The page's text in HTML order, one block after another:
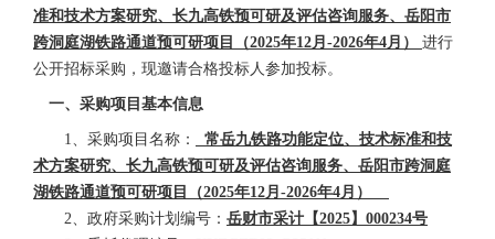
准和技术方案研究、长九高铁预可研及评估咨询服务、岳阳市
跨洞庭湖铁路通道预可研项目（2025年12月 -2026年4月） 进行
公开招标采购 ，现邀请合格投标人参加投标。
一、 采购项目 基本信息
1、采购项目名称：
常岳九铁路功能定位、技术标准和技
术方案研究、长九高铁预可研及评估咨询服务、岳阳市跨洞庭
湖铁路通道预可研项目（2025年12月 -2026年4月）
2、 政府采购计划 编号： 岳财市采计【2025】 000234号